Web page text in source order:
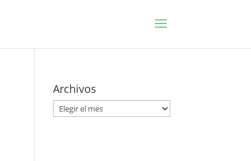
Archivos
Archivos